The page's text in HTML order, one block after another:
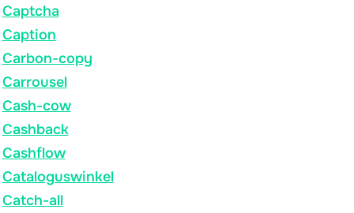
Captcha
Caption
Carbon-copy
Carrousel
Cash-cow
Cashback
Cashflow
Cataloguswinkel
Catch-all